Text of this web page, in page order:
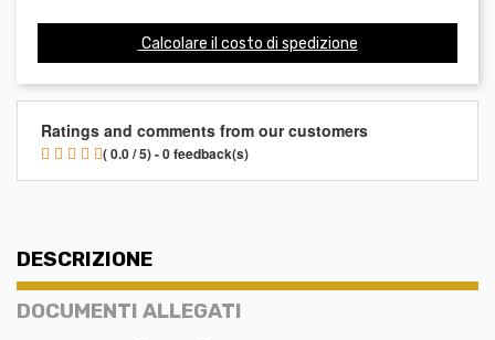
Calcolare il costo di spedizione
Ratings and comments from our customers
( 0.0 / 5) - 0 feedback(s)
DESCRIZIONE
DOCUMENTI ALLEGATI